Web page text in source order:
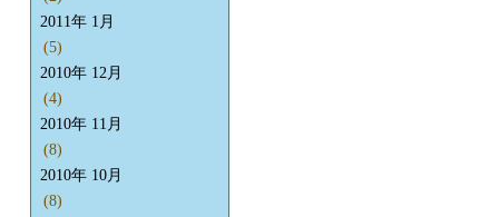
2011年 1月
(5)
2010年 12月
(4)
2010年 11月
(8)
2010年 10月
(8)